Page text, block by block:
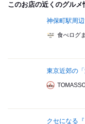
このお店の近くのグルメ
神保町駅周
食べログ
東京近郊の
クセになる